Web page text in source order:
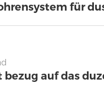
für
auf das